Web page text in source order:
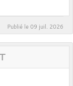
Publié le 09 juil. 2026